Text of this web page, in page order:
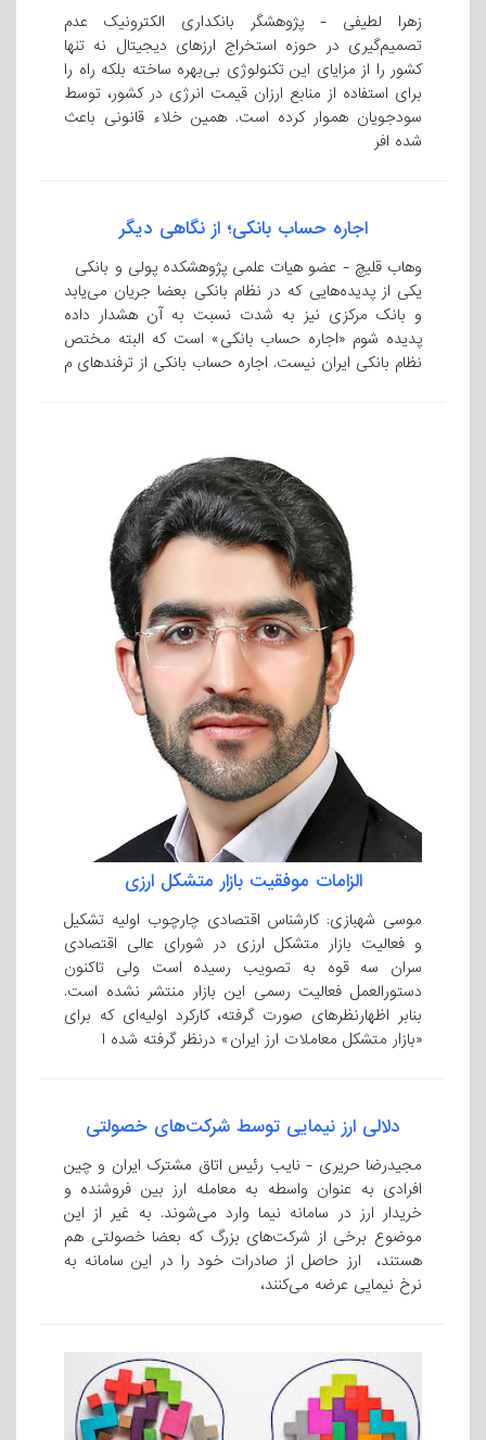
زهرا لطیفی - پژوهشگر بانکداری الکترونیک عدم
تصمیم‌گیری در حوزه استخراج ارزهای دیجیتال نه تنها
کشور را از مزایای این تکنولوژی بی‌بهره ساخته بلکه راه را
برای استفاده از منابع ارزان قیمت انرژی در کشور، توسط
سودجویان هموار کرده است. همین خلاء قانونی باعث
شده افر
اجاره حساب بانکی؛ از نگاهی دیگر
وهاب قلیچ - عضو هیات علمی پژوهشکده پولی و بانکی
یکی از پدیده‌هایی که در نظام بانکی بعضا جریان می‌یابد
و بانک مرکزی نیز به شدت نسبت به آن هشدار داده
پدیده شوم «اجاره حساب بانکی» است که البته مختص
نظام بانکی ایران نیست. اجاره حساب بانکی از ترفندهای م
الزامات موفقیت بازار متشکل ارزی
موسی شهبازی: کارشناس اقتصادی چارچوب اولیه تشکیل
و فعالیت بازار متشکل ارزی در شورای عالی اقتصادی
سران سه قوه به تصویب رسیده است ولی تاکنون
دستورالعمل فعالیت رسمی این بازار منتشر نشده است.
بنابر اظهارنظرهای صورت گرفته، کارکرد اولیه‌ای که برای
«بازار متشکل معاملات ارز ایران» درنظر گرفته شده ا
دلالی ارز نیمایی توسط شرکت‌های خصولتی
مجیدرضا حریری - نایب رئیس اتاق مشترک ایران و چین
افرادی به عنوان واسطه به معامله ارز بین فروشنده و
خریدار ارز در سامانه نیما وارد می‌شوند. به غیر از این
موضوع برخی از شرکت‌های بزرگ که بعضا خصولتی هم
هستند، ارز حاصل از صادرات خود را در این سامانه به
نرخ نیمایی عرضه می‌کنند،